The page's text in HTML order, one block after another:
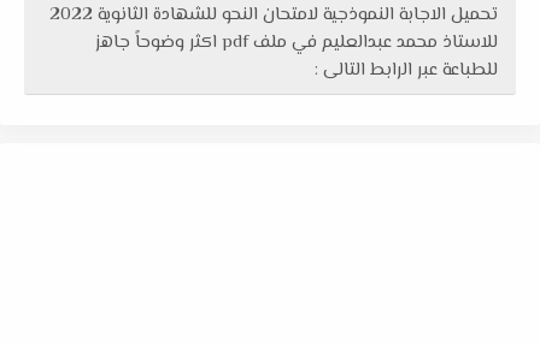
تحميل الاجابة النموذجية لامتحان النحو للشهادة الثانوية 2022
للاستاذ محمد عبدالعليم في ملف pdf اكثر وضوحاً جاهز
للطباعة عبر الرابط التالى :